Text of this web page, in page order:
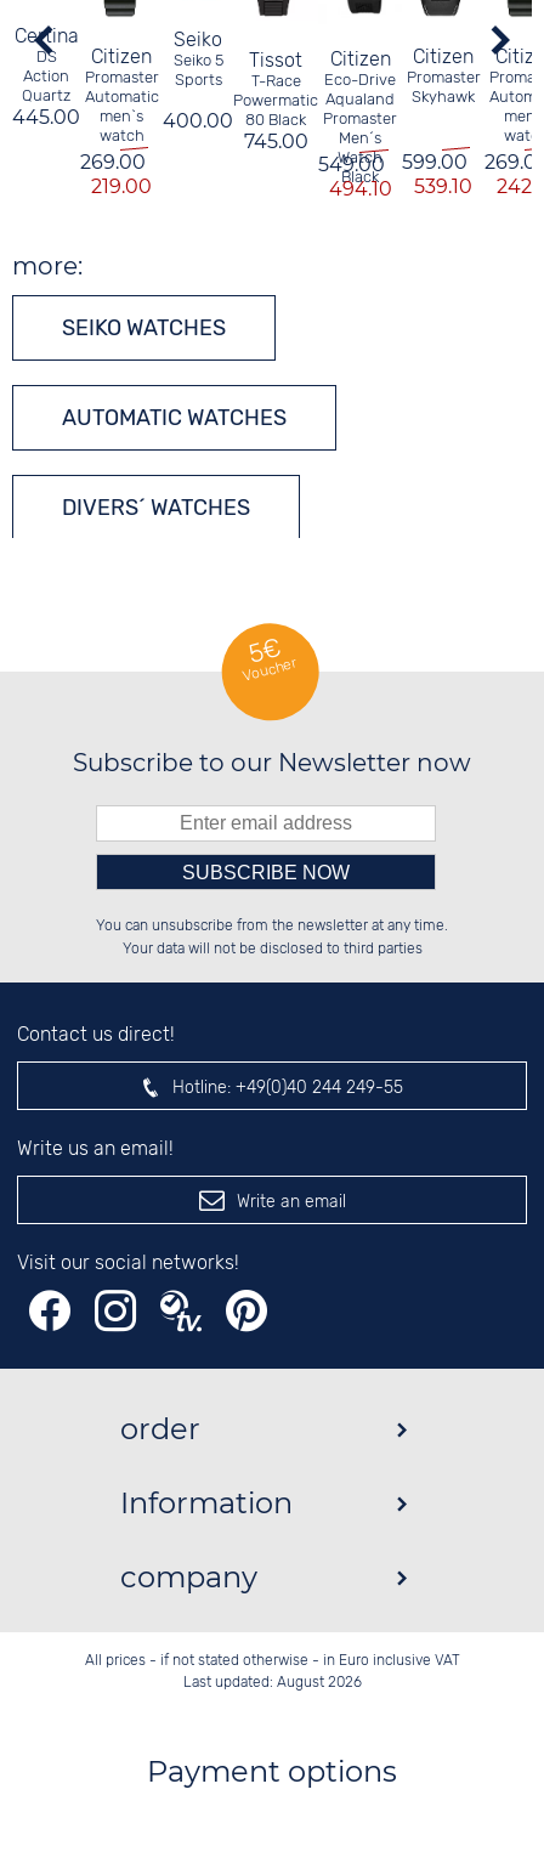
Certina
DS
Action
Quartz
445.00
Citizen
Promaster
Automatic
men`s
watch
269.00
219.00
Seiko
Seiko 5
Sports
400.00
Tissot
T-Race
Powermatic
80 Black
745.00
Citizen
Eco-Drive
Aqualand
Promaster
Men´s
Watch
Black
549.00
494.10
Citizen
Promaster
Skyhawk
599.00
539.10
more:
SEIKO WATCHES
AUTOMATIC WATCHES
DIVERS´ WATCHES
5€
Voucher
Subscribe to our Newsletter now
██░░██░░██░░██░░░░████░░░░░░██░░
██████░░██████░░░░░░██░░░░████░░
░░░░██░░░░░░██░░░░░░██░░██░░░░░░
Please enter number in the
left hand field.
You can unsubscribe from the newsletter at any time.
Your data will not be disclosed to third parties
Contact us direct!
Hotline: +49(0)40 244 249-55
Write us an email!
Write an email
Visit our social networks!
order
Information
company
All prices - if not stated otherwise - in Euro inclusive VAT
Last updated: August 2026
Payment options